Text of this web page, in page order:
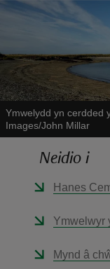
Ymwelydd yn cerdded
Images/John Millar
Neidio i
Hanes
Ymwelwyr
Mynd â